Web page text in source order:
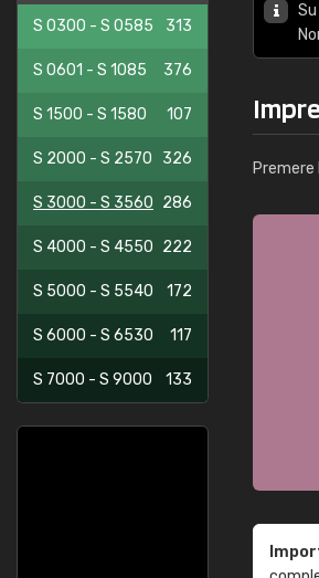
S 0300 - S 0585 313
S 0601 - S 1085 376
S 1500 - S 1580 107
S 2000 - S 2570 326
S 3000 - S 3560 286
S 4000 - S 4550 222
S 5000 - S 5540 172
S 6000 - S 6530 117
S 7000 - S 9000 133